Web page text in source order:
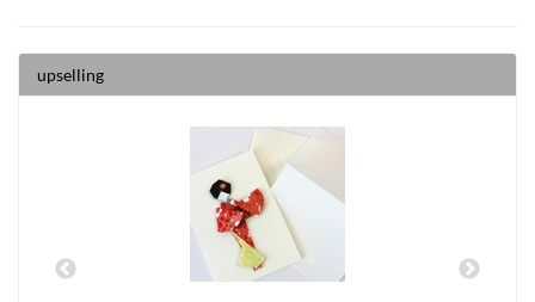
upselling